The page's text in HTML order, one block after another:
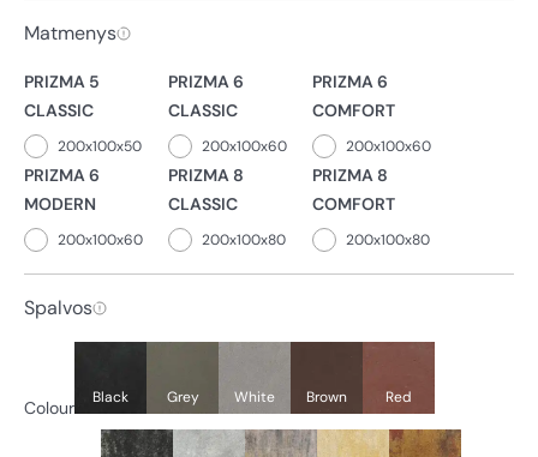
Matmenys
PRIZMA 5
CLASSIC
200x100x50
PRIZMA 6
CLASSIC
200x100x60
PRIZMA 6
COMFORT
200x100x60
PRIZMA 6
MODERN
200x100x60
PRIZMA 8
CLASSIC
200x100x80
PRIZMA 8
COMFORT
200x100x80
Spalvos
Colour Black Grey White Brown Red